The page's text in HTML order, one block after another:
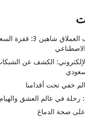
تدشين الحاسوب
الاصطناعي
الكشف عن الشبكات
خفي تحت أقدامنا
رحلة في عالم العشق والهيام
على صحة الدماغ